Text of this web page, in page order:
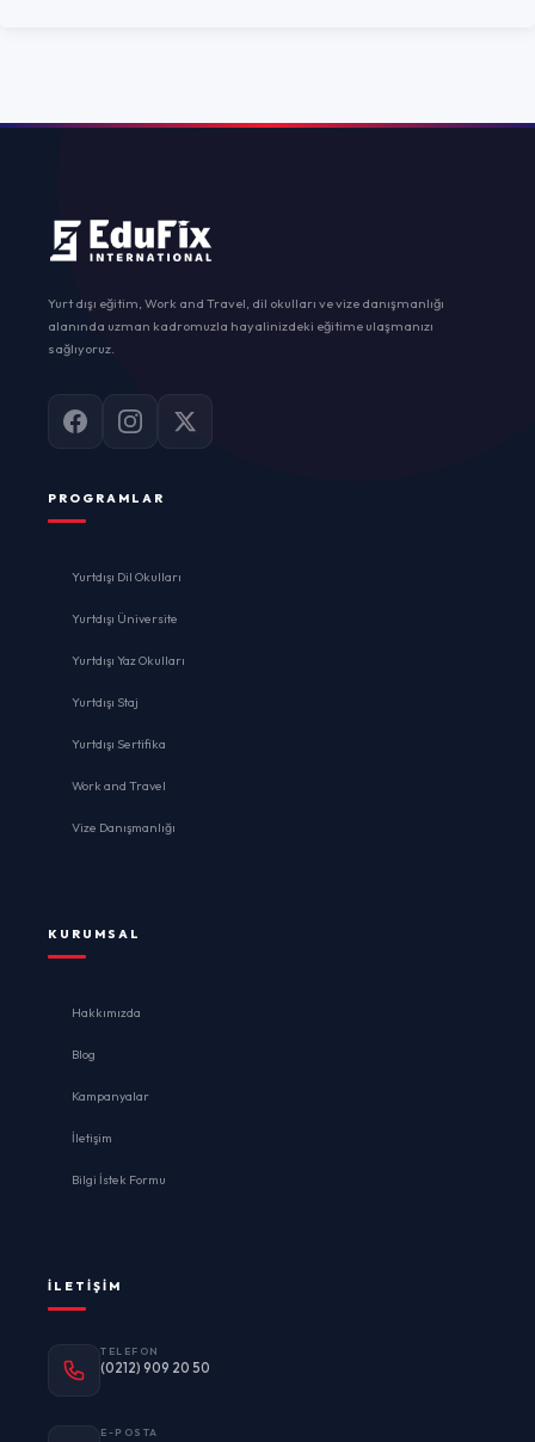
Yurt dışı eğitim, Work and Travel, dil okulları ve vize danışmanlığı
alanında uzman kadromuzla hayalinizdeki eğitime ulaşmanızı
sağlıyoruz.
PROGRAMLAR
Yurtdışı Dil Okulları
Yurtdışı Üniversite
Yurtdışı Yaz Okulları
Yurtdışı Staj
Yurtdışı Sertifika
Work and Travel
Vize Danışmanlığı
KURUMSAL
Hakkımızda
Blog
Kampanyalar
İletişim
Bilgi İstek Formu
İLETIŞIM
TELEFON
(0212) 909 20 50
E-POSTA